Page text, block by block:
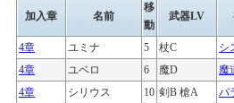
加入章 名前
移
動
武器LV
4章 ユミナ 5 杖C
シ
4章
ユベロ 6 魔D
魔
4章
シリウス 10 剣B 槍A
パ